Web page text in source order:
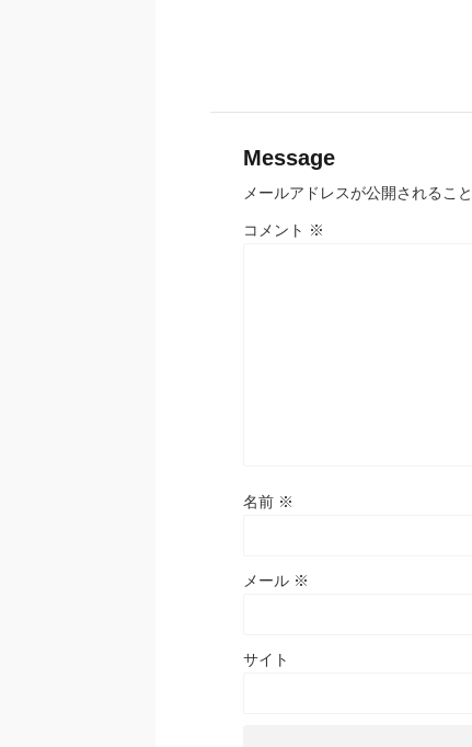
Message
メールアドレスが公開されるこ
コメント ※
名前 ※
メール ※
サイト